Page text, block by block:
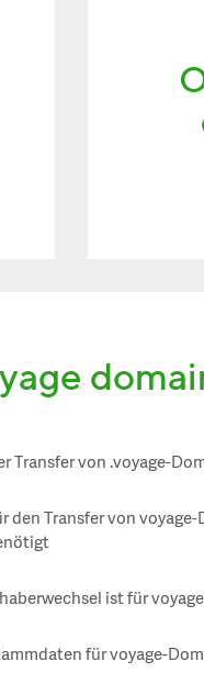
Transfer von .voyage-
den Transfer von
ist für
für voyage-